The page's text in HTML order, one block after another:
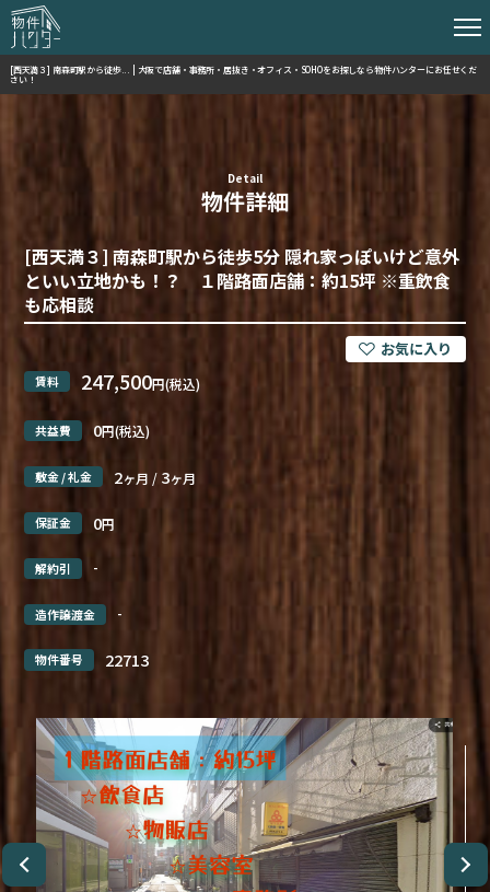
[西天満３] 南森町駅から徒歩... | 大阪で店舗・事務所・居抜き・オフィス・SOHOをお探しなら物件ハンターにお任せくだ
さい！
Detail
物件詳細
[西天満３] 南森町駅から徒歩5分 隠れ家っぽいけど意外
といい立地かも！？ １階路面店舗：約15坪 ※重飲食
も応相談
賃料 247,500円(税込)
共益費 0円(税込)
敷金 / 礼金 2ヶ月 / 3ヶ月
保証金 0円
解約引 -
造作譲渡金 -
物件番号 22713